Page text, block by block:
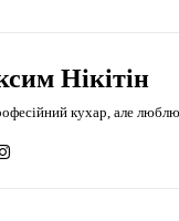
Нікітін
кухар, але люблю